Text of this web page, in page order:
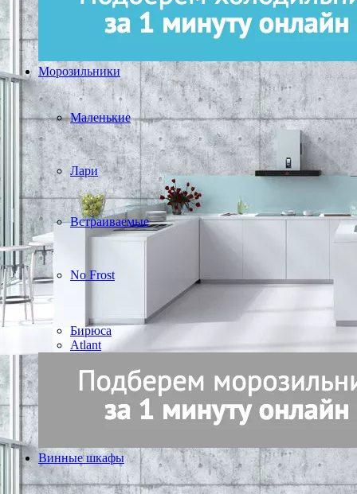
Морозильники
Маленькие
Лари
Встраиваемые
No Frost
Бирюса
Atlant
Винные шкафы